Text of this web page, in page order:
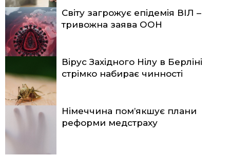
Світу загрожує епідемія ВІЛ –
тривожна заява ООН
Вірус Західного Нілу в Берліні
стрімко набирає чинності
Німеччина пом’якшує плани
реформи медстраху